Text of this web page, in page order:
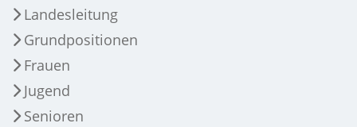
Landesleitung
Grundpositionen
Frauen
Jugend
Senioren